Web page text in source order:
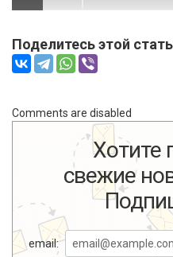
Поделитесь этой
Comments are disabled
Хотите
свежие
email: